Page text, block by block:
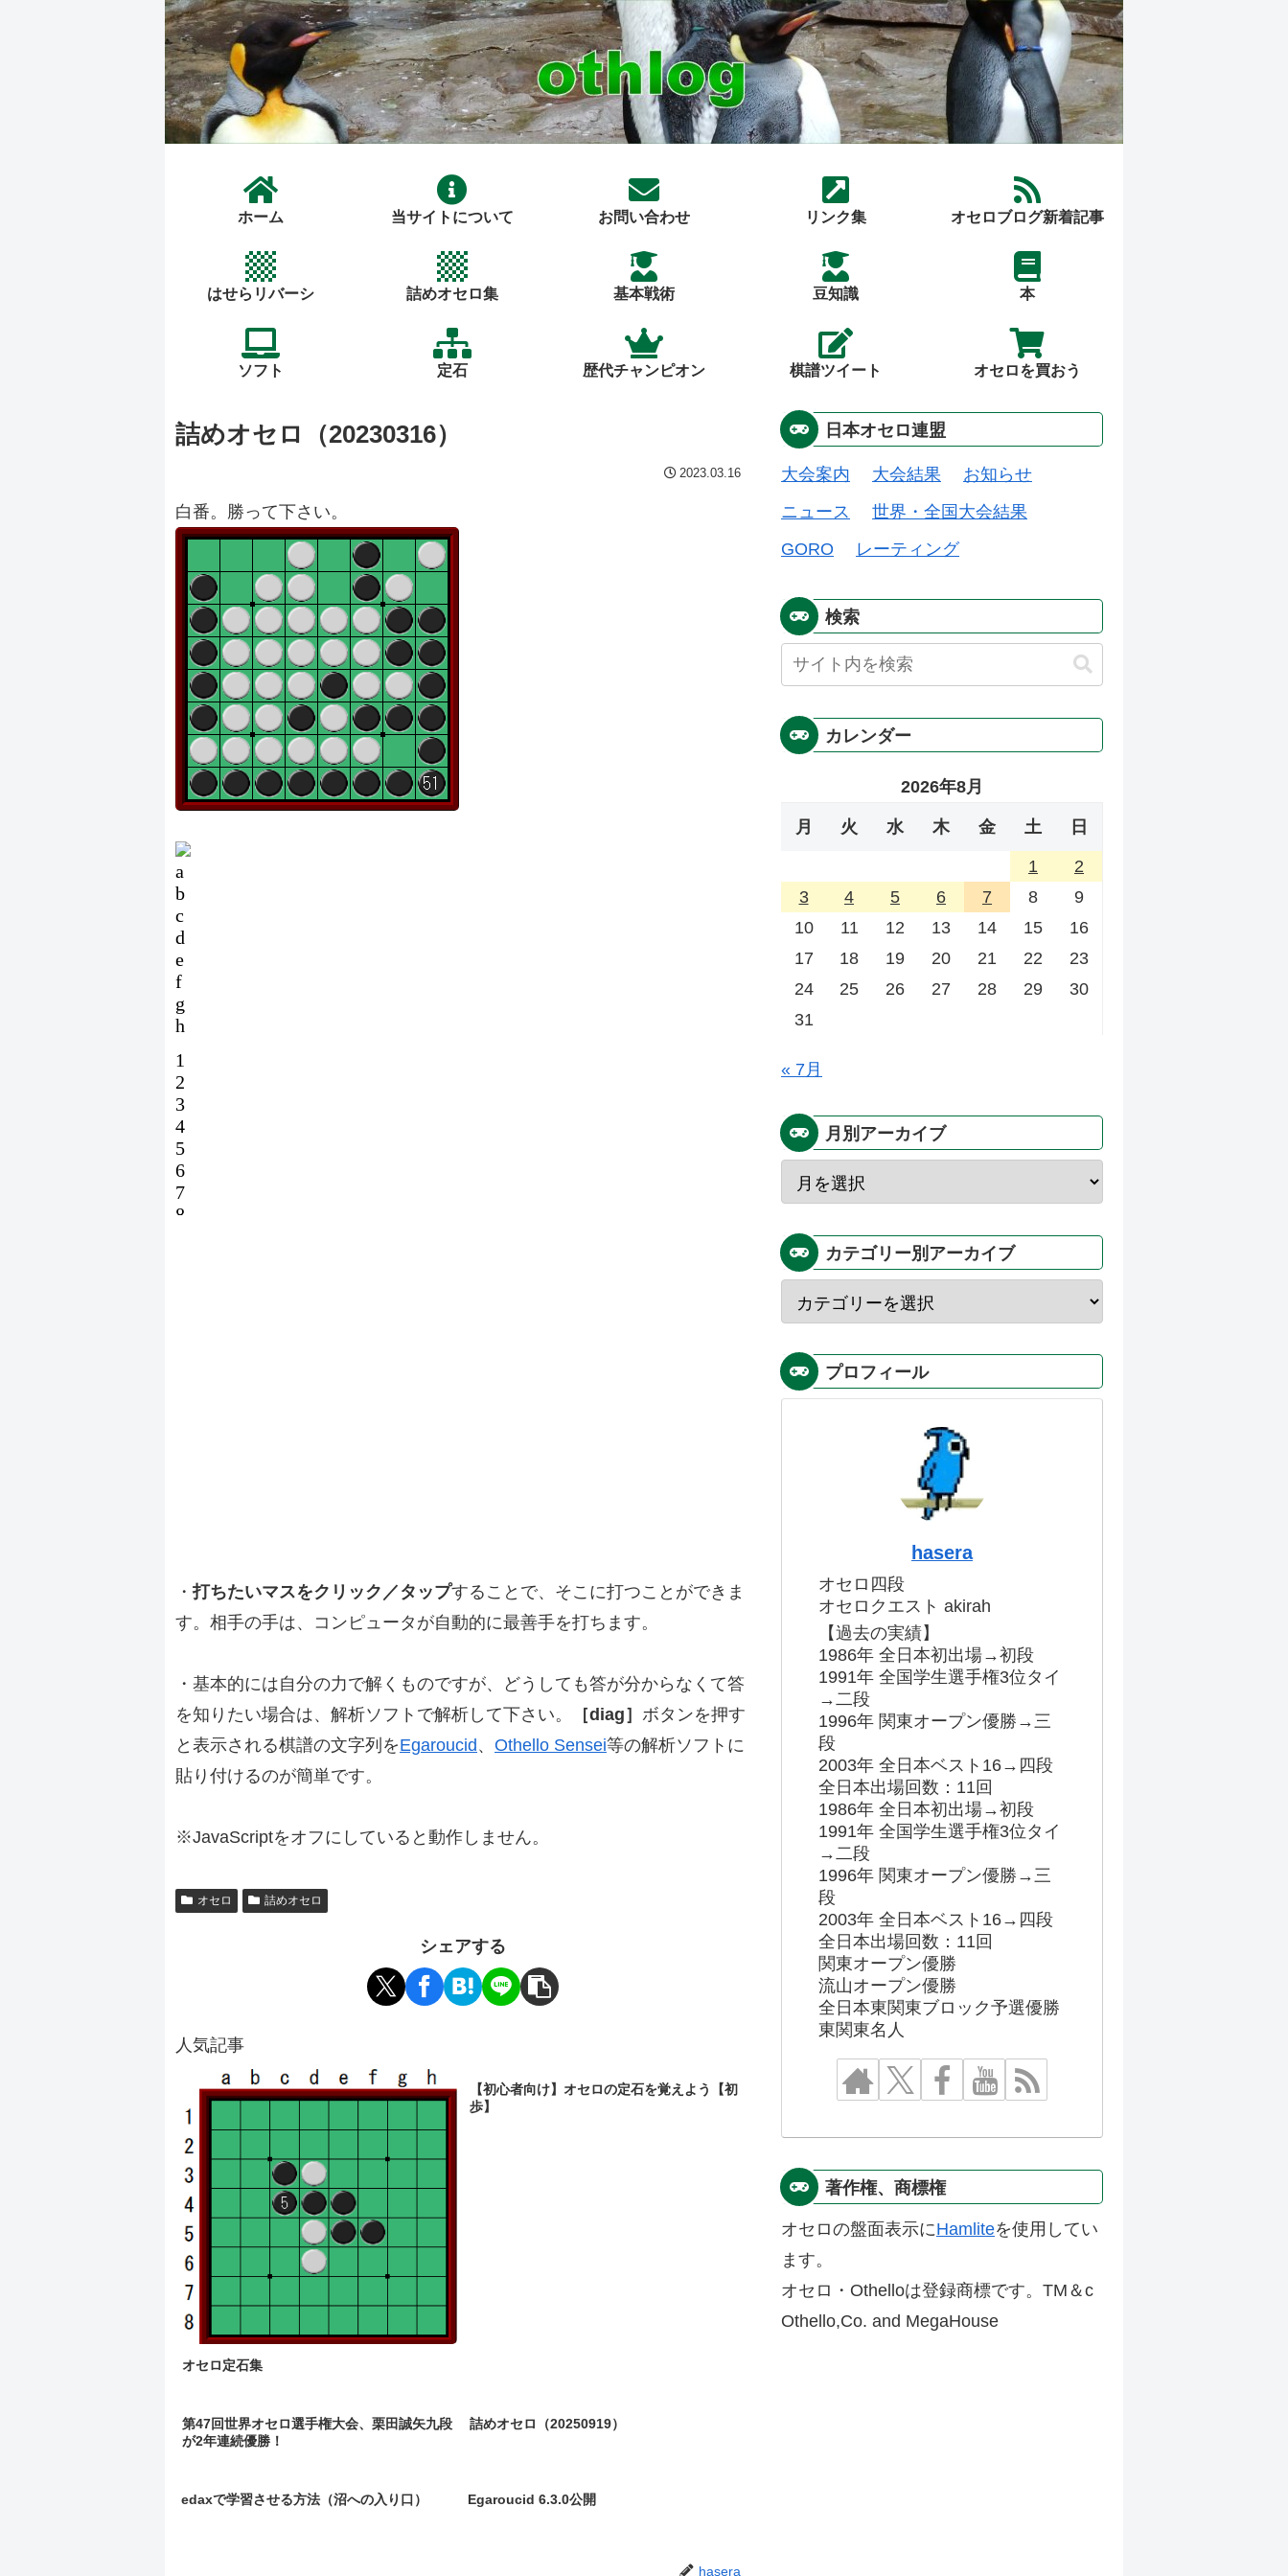
ホーム 当サイトについて お問い合わせ リンク集 オセロブログ新着記事
はせらリバーシ 詰めオセロ集 基本戦術 豆知識 本
ソフト 定石 歴代チャンピオン 棋譜ツイート オセロを買おう
詰めオセロ（20230316）
2023.03.16
白番。勝って下さい。
・打ちたいマスをクリック／タップすることで、そこに打つことができま
す。相手の手は、コンピュータが自動的に最善手を打ちます。
・基本的には自分の力で解くものですが、どうしても答が分からなくて答
を知りたい場合は、解析ソフトで解析して下さい。
［diag］ ボタンを押す
と表示される棋譜の文字列をEgaroucid、 Othello Sensei等の解析ソフトに
貼り付けるのが簡単です。
※JavaScriptをオフにしていると動作しません。
オセロ 詰めオセロ
シェアする
人気記事
オセロ定石集
【初心者向け】オセロの定石を覚えよう【初
歩】
第47回世界オセロ選手権大会、栗田誠矢九段
が2年連続優勝！
詰めオセロ（20250919）
edaxで学習させる方法（沼への入り口） Egaroucid 6.3.0公開
hasera
日本オセロ連盟
大会案内 大会結果
お知らせ
ニュース
世界・全国大会結果
GORO
レーティング
検索
カレンダー
2026年8月
月 火 水 木 金 土 日
1
2
3
4 5 6 7 8
9
10
11 12 13 14 15
16
17
18 19 20 21 22
23
24
25 26 27 28 29
30
31
« 7月
月別アーカイブ
カテゴリー別アーカイブ
プロフィール
hasera
オセロ四段
オセロクエスト akirah
【過去の実績】
1986年 全日本初出場→初段
1991年 全国学生選手権3位タイ
→二段
1996年 関東オープン優勝→三
段
2003年 全日本ベスト16→四段
全日本出場回数：11回
1986年 全日本初出場→初段
1991年 全国学生選手権3位タイ
→二段
1996年 関東オープン優勝→三
段
2003年 全日本ベスト16→四段
全日本出場回数：11回
関東オープン優勝
流山オープン優勝
全日本東関東ブロック予選優勝
東関東名人
著作権、商標権
オセロの盤面表示にHamliteを使用してい
ます。
オセロ・Othelloは登録商標です。TM＆c
Othello,Co. and MegaHouse